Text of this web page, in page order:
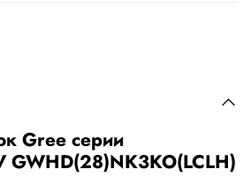
Gree серии
GWHD(28)NK3KO(LCLH)